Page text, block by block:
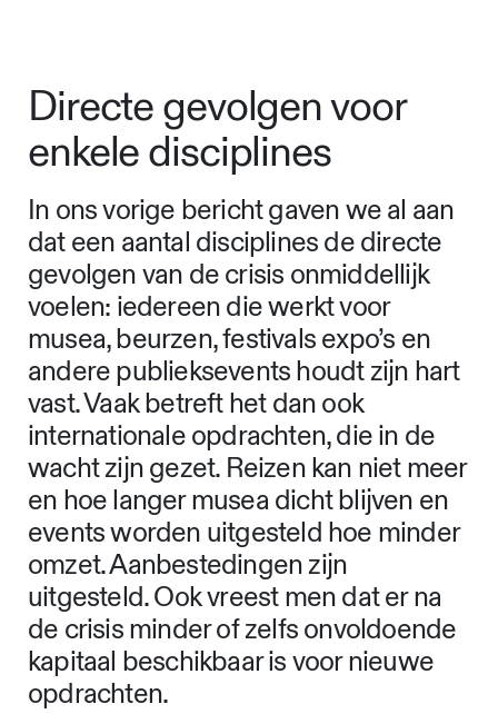
Directe gevolgen voor
enkele disciplines
In ons vorige bericht gaven we al aan
dat een aantal disciplines de directe
gevolgen van de crisis onmiddellijk
voelen: iedereen die werkt voor
musea, beurzen, festivals expo’s en
andere publieksevents houdt zijn hart
vast. Vaak betreft het dan ook
internationale opdrachten, die in de
wacht zijn gezet. Reizen kan niet meer
en hoe langer musea dicht blijven en
events worden uitgesteld hoe minder
omzet. Aanbestedingen zijn
uitgesteld. Ook vreest men dat er na
de crisis minder of zelfs onvoldoende
kapitaal beschikbaar is voor nieuwe
opdrachten.